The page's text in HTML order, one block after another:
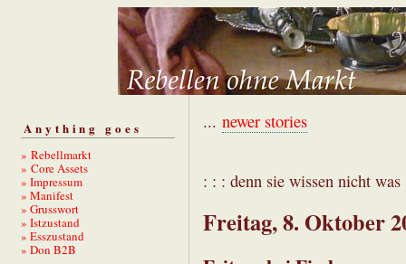
Anything goes
» Rebellmarkt
» Core Assets
» Impressum
» Manifest
» Grusswort
» Istzustand
» Esszustand
» Don B2B
... newer stories
: : : denn sie wissen nicht
Freitag, 8. Oktober